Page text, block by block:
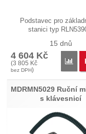
Podstavec pro
stanici typ
15 dnů
4 604 Kč
(3 805 Kč
bez DPH)
MDRMN5029 Ruční
s klávesnicí